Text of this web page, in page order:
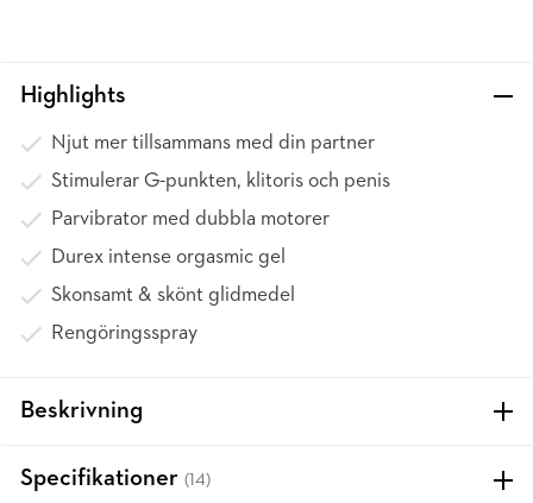
Highlights
Njut mer tillsammans med din partner
Stimulerar G-punkten, klitoris och penis
Parvibrator med dubbla motorer
Durex intense orgasmic gel
Skonsamt & skönt glidmedel
Rengöringsspray
Beskrivning
Specifikationer (14)